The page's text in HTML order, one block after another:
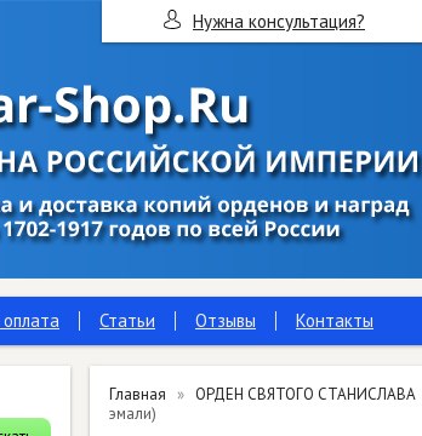
Статьи Отзывы Контакты
Главная ОРДЕН СВЯТОГО СТАНИСЛАВА
эмали)
Нужна консультация?